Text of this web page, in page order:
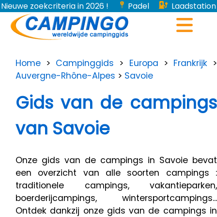
Nieuwe zoekcriteria in 2026 ! Padel
Laadstation
voor elektrische voertuigen...
Home > Campinggids > Europa > Frankrijk>
Auvergne-Rhône-Alpes > Savoie
Gids van de campings
van Savoie
Onze gids van de campings in Savoie bevat
een overzicht van alle soorten campings :
traditionele campings, vakantieparken,
boerderijcampings, wintersportcampings...
Ontdek dankzij onze gids van de campings in